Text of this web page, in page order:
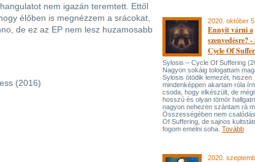
nem igazán teremtett. Ettől
élőben is megnézzem a srácokat,
de ez az EP nem lesz huzamosabb
(2016)
2020. október 5.
Ennyit várni a
szenvedésre?
Cycle Of
Sylosis – Cycle Of Suffering
Nagyon sokáig tologattam
Sylosis ötödik lemezét, hiszen
mindenképpen akartam róla
csoda, hogy elkészült, de
hosszú és olyan tömör
nagyon nehezen szántam rá
Összességében nem
Of Suffering, de sajnos
fogom emelni soha. Tovább
2020.